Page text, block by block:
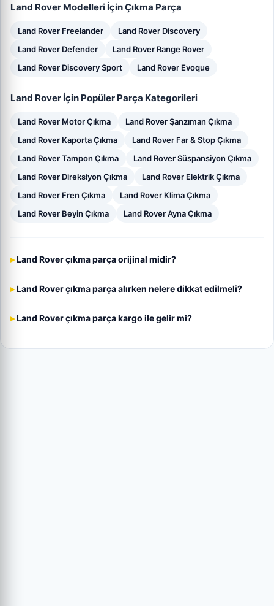
Land Rover Modelleri İçin Çıkma Parça
Land Rover Freelander
Land Rover Discovery
Land Rover Defender
Land Rover Range Rover
Land Rover Discovery Sport
Land Rover Evoque
Land Rover İçin Popüler Parça Kategorileri
Land Rover Motor Çıkma
Land Rover Şanzıman Çıkma
Land Rover Kaporta Çıkma
Land Rover Far & Stop Çıkma
Land Rover Tampon Çıkma
Land Rover Süspansiyon Çıkma
Land Rover Direksiyon Çıkma
Land Rover Elektrik Çıkma
Land Rover Fren Çıkma
Land Rover Klima Çıkma
Land Rover Beyin Çıkma
Land Rover Ayna Çıkma
Land Rover çıkma parça orijinal midir?
Land Rover çıkma parça alırken nelere dikkat edilmeli?
Land Rover çıkma parça kargo ile gelir mi?